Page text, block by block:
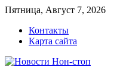
Пятница, Август 7, 2026
Контакты
Карта сайта